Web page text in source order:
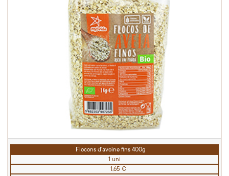
Flocons d'avoine fins 400g
1 uni
1,65 €